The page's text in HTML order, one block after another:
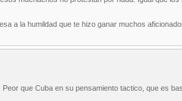
a la humildad que te hizo ganar muchos
que Cuba en su pensamiento tactico, que es